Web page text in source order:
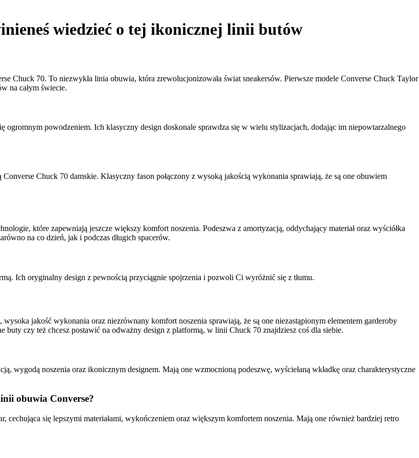
wiedzieć o tej ikonicznej linii butów
Chuck 70. To niezwykła linia obuwia, która zrewolucjonizowała świat sneakersów. Pierwsze modele Converse Chuck Taylor
na całym świecie.
powodzeniem. Ich klasyczny design doskonale sprawdza się w wielu stylizacjach, dodając im niepowtarzalnego
Chuck 70 damskie. Klasyczny fason połączony z wysoką jakością wykonania sprawiają, że są one obuwiem
które zapewniają jeszcze większy komfort noszenia. Podeszwa z amortyzacją, oddychający materiał oraz wyściółka
na co dzień, jak i podczas długich spacerów.
Ich oryginalny design z pewnością przyciągnie spojrzenia i pozwoli Ci wyróżnić się z tłumu.
jakość wykonania oraz niezrównany komfort noszenia sprawiają, że są one niezastąpionym elementem garderoby
buty czy też chcesz postawić na odważny design z platformą, w linii Chuck 70 znajdziesz coś dla siebie.
wygodą noszenia oraz ikonicznym designem. Mają one wzmocnioną podeszwę, wyściełaną wkładkę oraz charakterystyczne
obuwia Converse?
się lepszymi materiałami, wykończeniem oraz większym komfortem noszenia. Mają one również bardziej retro